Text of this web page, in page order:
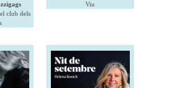
club dels
Viu